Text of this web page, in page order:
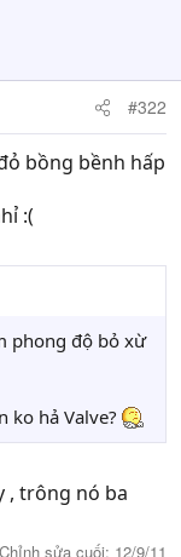
#322
bồng bềnh hấp
:(
phong độ bỏ xừ
ko hả Valve?
, trông nó ba
Chỉnh sửa cuối: 12/9/11